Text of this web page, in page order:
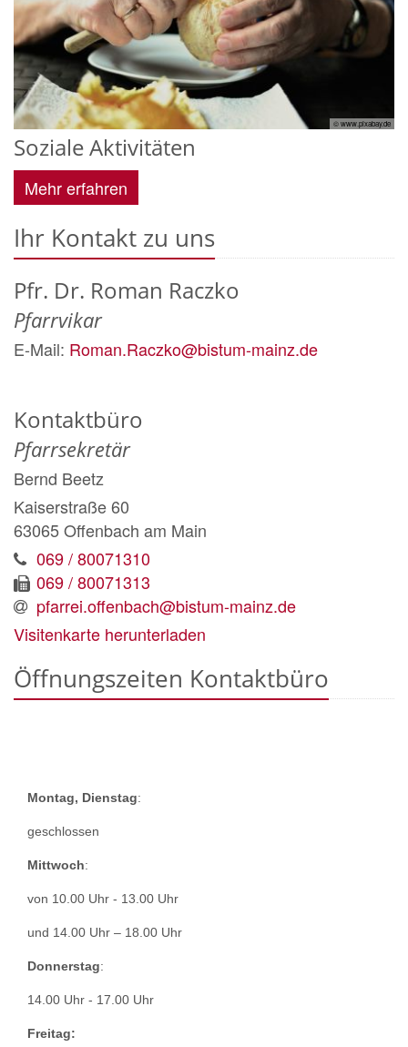
© www.pixabay.de
Soziale Aktivitäten
Mehr erfahren
Ihr Kontakt zu uns
Pfr. Dr. Roman Raczko
Pfarrvikar
E-Mail: Roman.Raczko@bistum-mainz.de
Kontaktbüro
Pfarrsekretär
Bernd Beetz
Kaiserstraße 60
63065Offenbach am Main
069 / 80071310
069 / 80071313
pfarrei.offenbach@bistum-mainz.de
Visitenkarte herunterladen
Öffnungszeiten Kontaktbüro
Montag, Dienstag:
geschlossen
Mittwoch:
von 10.00 Uhr - 13.00 Uhr
und 14.00 Uhr – 18.00 Uhr
Donnerstag:
14.00 Uhr - 17.00 Uhr
Freitag: